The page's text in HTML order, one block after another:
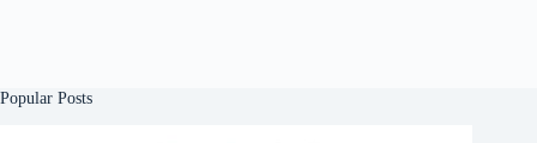
Popular Posts